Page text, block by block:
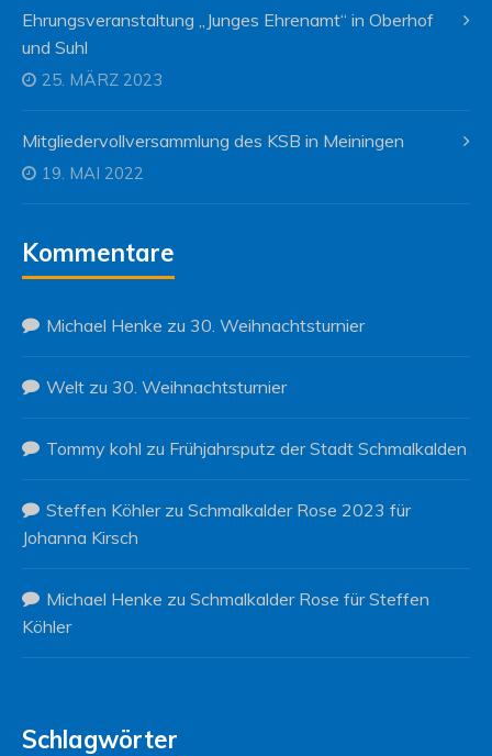
Ehrungsveranstaltung „Junges Ehrenamt“ in Oberhof
und Suhl
25. MÄRZ 2023
Mitgliedervollversammlung des KSB in Meiningen
19. MAI 2022
Kommentare
Michael Henke zu 30. Weihnachtsturnier
Welt zu 30. Weihnachtsturnier
Tommy kohl zu Frühjahrsputz der Stadt Schmalkalden
Steffen Köhlerzu Schmalkalder Rose 2023 für
Johanna Kirsch
Michael Henke zu Schmalkalder Rose für Steffen
Köhler
Schlagwörter